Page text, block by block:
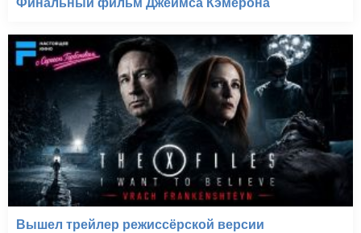
Финальный фильм Джеймса Кэмерона
Вышел трейлер режиссёрской версии